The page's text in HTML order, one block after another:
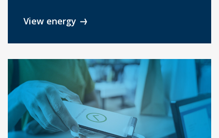
View energy